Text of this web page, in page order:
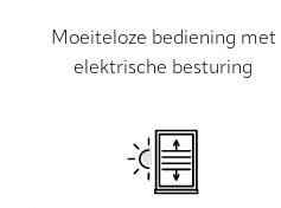
Moeiteloze bediening met
elektrische besturing